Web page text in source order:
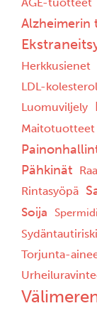
AGE-tuotteet
Alzheimerin
Herkkusienet
LDL-
Luomuviljely
Maitotuotteet
Pähkinät
Rintasyöpä
Soija
Sydäntautiriski
Torjunta-